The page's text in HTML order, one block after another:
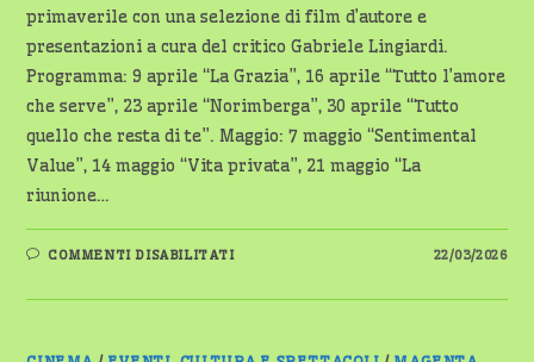
primaverile con una selezione di film d’autore e
presentazioni a cura del critico Gabriele Lingiardi.
Programma: 9 aprile “La Grazia”, 16 aprile “Tutto l’amore
che serve”, 23 aprile “Norimberga”, 30 aprile “Tutto
quello che resta di te”. Maggio: 7 maggio “Sentimental
Value”, 14 maggio “Vita privata”, 21 maggio “La
riunione…
COMMENTI DISABILITATISU
2026
22/03/2026